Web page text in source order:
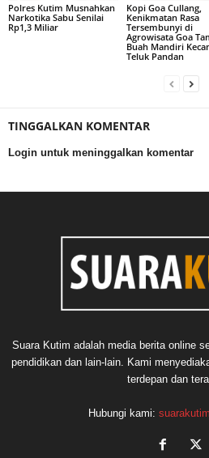
Polres Kutim Musnahkan
Narkotika Sabu Senilai
Rp1,3 Miliar
Kopi Goa Cullang,
Kenikmatan Rasa
Tersembunyi di
Agrowisata Goa
Buah Mandiri
Teluk Pandan
TINGGALKAN KOMENTAR
Login untuk meninggalkan komentar
Suara Kutim adalah media berita online
pendidikan dan lain-lain. Kami
terdepan dan
Hubungi kami: